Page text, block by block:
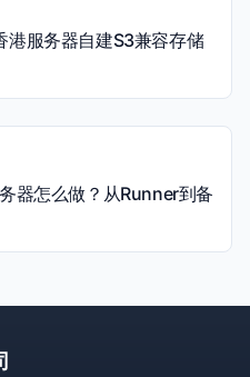
港服务器自建S3兼容存储
器怎么做？从Runner到备